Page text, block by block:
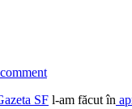
SF l-am făcut în